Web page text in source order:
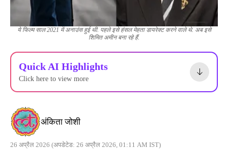
ये फिल्म साल 2021 में अनाउंस हुई थी. पहले इसे हंसल मेहता डायरेक्ट करने वाले थे. अब इसे
शिमित अमीन बना रहे हैं.
Quick AI Highlights
Click here to view more
अंकिता जोशी
26 अप्रैल 2026 (अपडेटेड: 26 अप्रैल 2026, 01:11 AM IST)